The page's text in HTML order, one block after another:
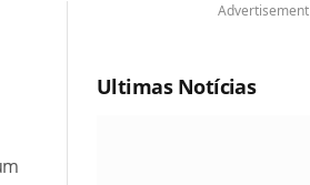
Advertisement
Ultimas Notícias